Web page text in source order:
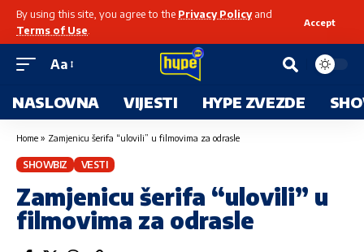
By using this site, you agree to the Privacy Policyand
Terms of Use
Accept
Aa
NASLOVNA VIJESTI HYPE ZVEZDE
Home » Zamjenicu šerifa “ulovili” u filmovima za odrasle
SHOWBIZ VESTI
Zamjenicu šerifa “ulovili” u
filmovima za odrasle